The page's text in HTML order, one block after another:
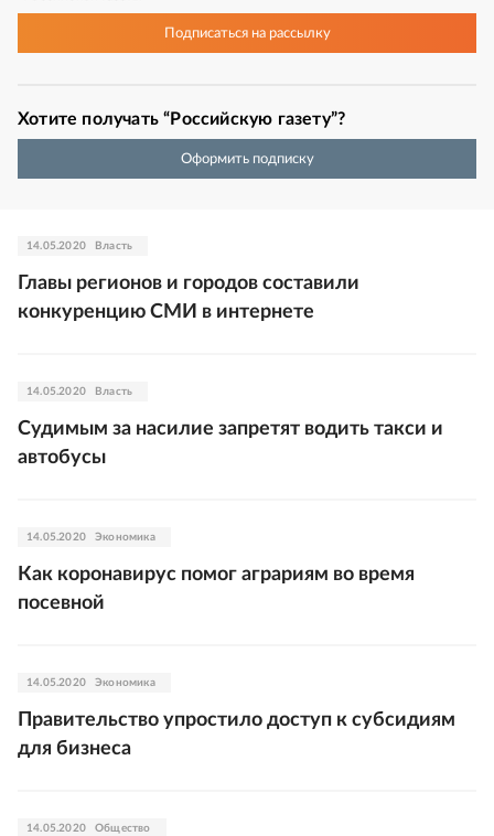
Подписатьсяна рассылку
Хотите получать “Российскую газету”?
Оформить подписку
14.05.2020 Власть
Главы регионов и городов составили
конкуренцию СМИ в интернете
14.05.2020 Власть
Судимым за насилие запретят водить такси и
автобусы
14.05.2020 Экономика
Как коронавирус помог аграриям во время
посевной
14.05.2020 Экономика
Правительство упростило доступ к субсидиям
для бизнеса
14.05.2020 Общество